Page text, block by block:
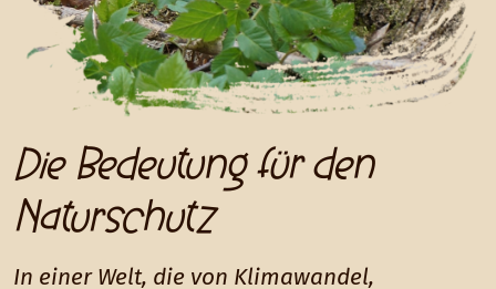
Die Bedeutung für den
Naturschutz
In einer Welt, die von Klimawandel,